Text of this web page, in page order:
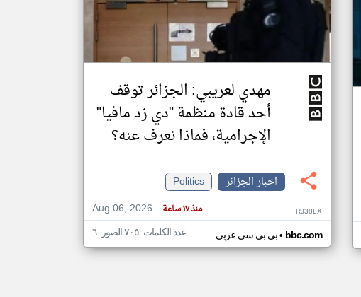
تغيير الدولة
اخبار الجزائر على مدار الساعة
أهم اخبار الجزائر العاجلة والمباشرة
مهدي لعريبي: الجزائر توقف
أحد قادة منظمة "دي زد مافيا"
الإجرامية، فماذا نعرف عنه؟
اخبار الجزائر
Politics
Aug 06, 2026
منذ ١٧ ساعة RJ38LX
بي بي سي عربي• bbc.com عدد الكلمات: ٧٠٥ الصور: ٦
klyoum.com